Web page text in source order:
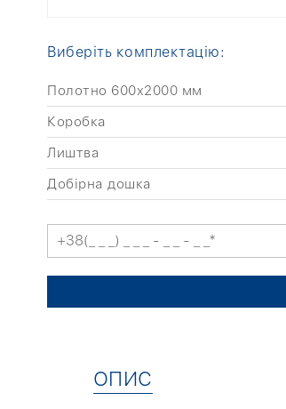
Виберіть комплектацію:
Полотно 600x2000 мм
Коробка
Лиштва
Добірна дошка
ОПИС